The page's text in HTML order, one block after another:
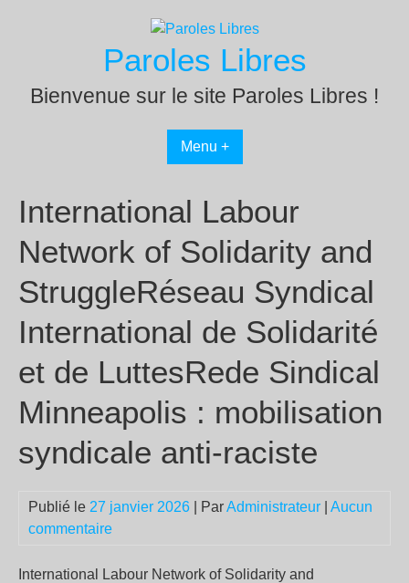
Paroles Libres
Bienvenue sur le site Paroles Libres !
Menu +
International Labour
Network of Solidarity and
StruggleRéseau Syndical
International de Solidarité
et de LuttesRede Sindical
Minneapolis : mobilisation
syndicale anti-raciste
Publié le 27 janvier 2026 | ParAdministrateur
Aucun
commentaire
International Labour Network of Solidarity and